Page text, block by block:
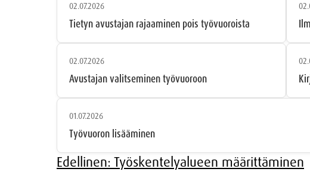
02.07.2026
Tietyn avustajan rajaaminen pois työvuoroista
02.07.2026
Avustajan valitseminen työvuoroon
01.07.2026
Työvuoron lisääminen
Artikkelien
Edellinen: Työskentelyalueen määrittäminen